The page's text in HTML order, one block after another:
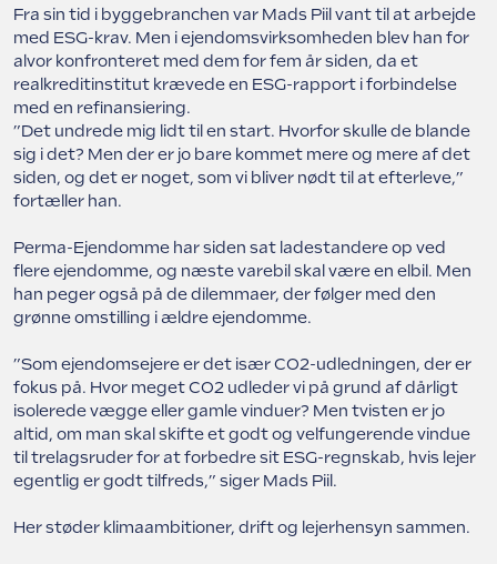
Fra sin tid i byggebranchen var Mads Piil vant til at arbejde
med ESG-krav. Men i ejendomsvirksomheden blev han for
alvor konfronteret med dem for fem år siden, da et
realkreditinstitut krævede en ESG-rapport i forbindelse
med en refinansiering.
”Det undrede mig lidt til en start. Hvorfor skulle de blande
sig i det? Men der er jo bare kommet mere og mere af det
siden, og det er noget, som vi bliver nødt til at efterleve,”
fortæller han.
Perma-Ejendomme har siden sat ladestandere op ved
flere ejendomme, og næste varebil skal være en elbil. Men
han peger også på de dilemmaer, der følger med den
grønne omstilling i ældre ejendomme.
”Som ejendomsejere er det især CO2-udledningen, der er
fokus på. Hvor meget CO2 udleder vi på grund af dårligt
isolerede vægge eller gamle vinduer? Men tvisten er jo
altid, om man skal skifte et godt og velfungerende vindue
til trelagsruder for at forbedre sit ESG-regnskab, hvis lejer
egentlig er godt tilfreds,” siger Mads Piil.
Her støder klimaambitioner, drift og lejerhensyn sammen.